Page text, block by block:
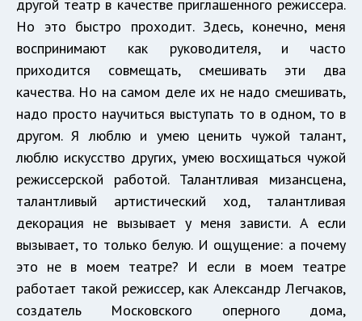
другой театр в качестве приглашенного режиссера.
Но это быстро проходит. Здесь, конечно, меня
воспринимают как руководителя, и часто
приходится совмещать, смешивать эти два
качества. Но на самом деле их не надо смешивать,
надо просто научиться выступать то в одном, то в
другом. Я люблю и умею ценить чужой талант,
люблю искусство других, умею восхищаться чужой
режиссерской работой. Талантливая мизансцена,
талантливый артистический ход, талантливая
декорация не вызывает у меня зависти. А если
вызывает, то только белую. И ощущение: а почему
это не в моем театре? И если в моем театре
работает такой режиссер, как Александр Легчаков,
создатель Московского оперного дома,